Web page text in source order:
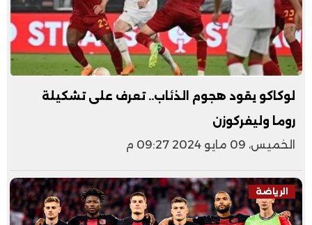
لوكاكو يقود هجوم الذئاب.. تعرف على تشكيلة
روما وليفركوزن
الخميس، 09 مايو 2024 09:27 م
الرياضة